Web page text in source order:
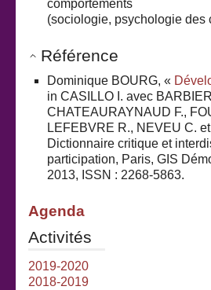
comportements
(sociologie, psychologie des
Référence
Dominique BOURG, «
in CASILLO I. avec
CHATEAURAYNAUD F.,
LEFEBVRE R., NEVEU C.
Dictionnaire critique et
participation, Paris, GIS
2013, ISSN : 2268-5863.
Agenda
Activités
2019-2020
2018-2019